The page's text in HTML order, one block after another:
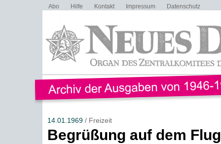
Abo Hilfe Kontakt Impressum Datenschutz
14.01.1969/ Freizeit
Begrüßung auf dem